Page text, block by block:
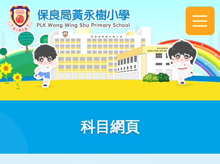
移至主內容
Main
科目網頁